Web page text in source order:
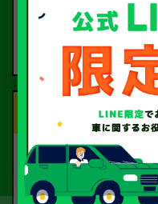
お電話または査定フォー
ご依頼ください。
Step.3